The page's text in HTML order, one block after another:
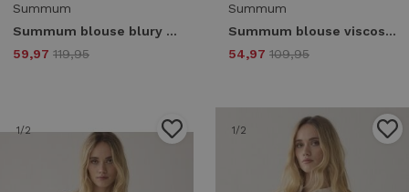
Summum
Summum blouse blury dots 2s3434-12390 Blouse 122 ivory
59,97 119,95
Summum
Summum blouse viscose cotton 2s3403-12370 Blouse 713 coffee
54,97 109,95
1/2 1/2